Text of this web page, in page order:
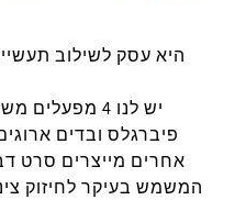
יש לנו 4
אחרים מייצרים סרט
המשמש בעיקר לחיזוק